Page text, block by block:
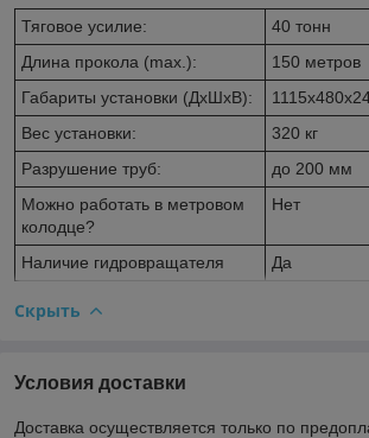
Тяговое усилие:
40 тонн
Длина прокола (max.):
150 метров
Габариты установки (ДхШхВ):
Вес установки:
320 кг
Разрушение труб:
до 200 мм
Можно работать в метровом
колодце?
Нет
Наличие гидровращателя Да
Скрыть
Условия доставки
Доставка осуществляется только по